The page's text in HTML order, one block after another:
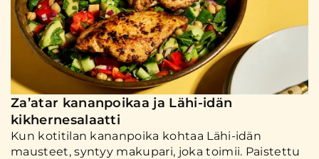
Za’atar kananpoikaa ja Lähi-idän
kikhernesalaatti
Kun kotitilan kananpoika kohtaa Lähi-idän
mausteet, syntyy makupari, joka toimii. Paistettu